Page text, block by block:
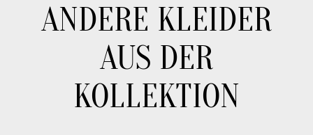
ANDERE KLEIDER
AUS DER
KOLLEKTION